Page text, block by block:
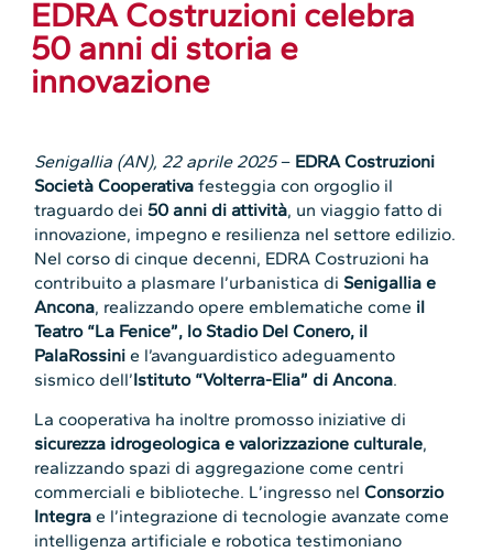
EDRA Costruzioni celebra
50 anni di storia e
innovazione
Senigallia (AN), 22 aprile 2025– EDRA Costruzioni
Società Cooperativa festeggia con orgoglio il
traguardo dei 50 anni di attività, un viaggio fatto di
innovazione, impegno e resilienza nel settore edilizio.
Nel corso di cinque decenni, EDRA Costruzioni ha
contribuito a plasmare l’urbanistica di Senigallia e
Ancona, realizzando opere emblematiche come il
Teatro “La Fenice”, lo Stadio Del Conero, il
PalaRossini e l’avanguardistico adeguamento
sismico dell’Istituto “Volterra-Elia” di Ancona.
La cooperativa ha inoltre promosso iniziative di
sicurezza idrogeologica e valorizzazione culturale,
realizzando spazi di aggregazione come centri
commerciali e biblioteche. L’ingresso nelConsorzio
Integra e l’integrazione di tecnologie avanzate come
intelligenza artificiale e robotica testimoniano